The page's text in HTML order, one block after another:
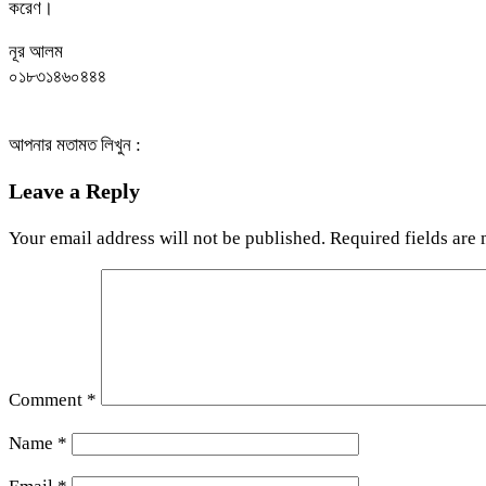
করেণ।
নূর আলম
০১৮৩১৪৬০৪৪৪
আপনার মতামত লিখুন :
Leave a Reply
Your email address will not be published. Required fields are
Comment *
Name *